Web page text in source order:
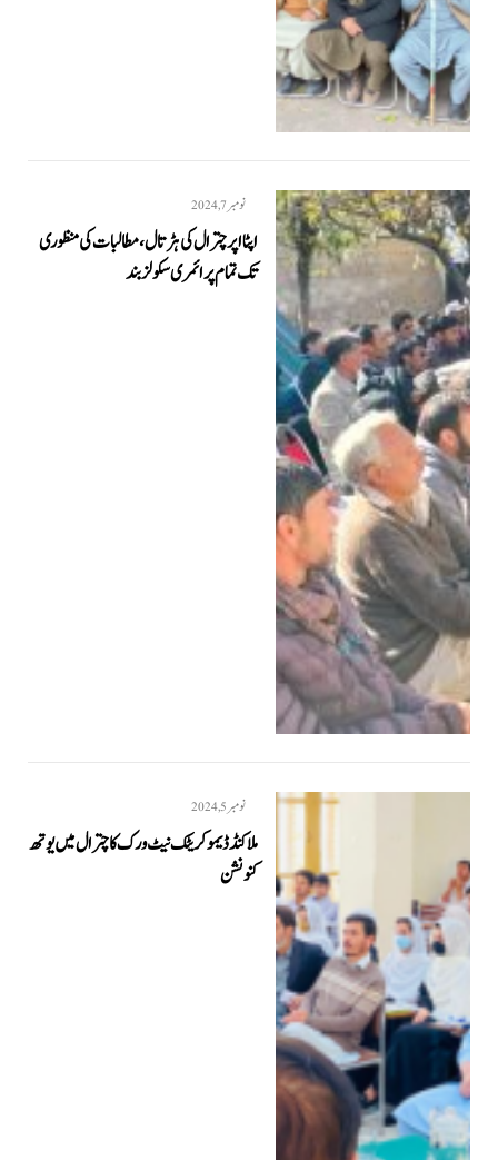
نومبر 7, 2024
اپٹا اپر چترال کی ہڑتال، مطالبات کی منظوری
تک تمام پرائمری سکولز بند
نومبر 5, 2024
ملاکنڈ ڈیموکریٹک نیٹ ورک کا چترال میں یوتھ
کنونشن